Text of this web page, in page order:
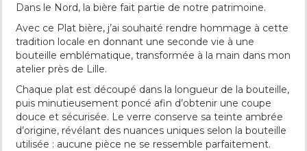
Dans le Nord, la bière fait partie de notre patrimoine.
Avec ce Plat bière, j’ai souhaité rendre hommage à cette
tradition locale en donnant une seconde vie à une
bouteille emblématique, transformée à la main dans mon
atelier près de Lille.
Chaque plat est découpé dans la longueur de la bouteille,
puis minutieusement poncé afin d’obtenir une coupe
douce et sécurisée. Le verre conserve sa teinte ambrée
d’origine, révélant des nuances uniques selon la bouteille
utilisée : aucune pièce ne se ressemble parfaitement.